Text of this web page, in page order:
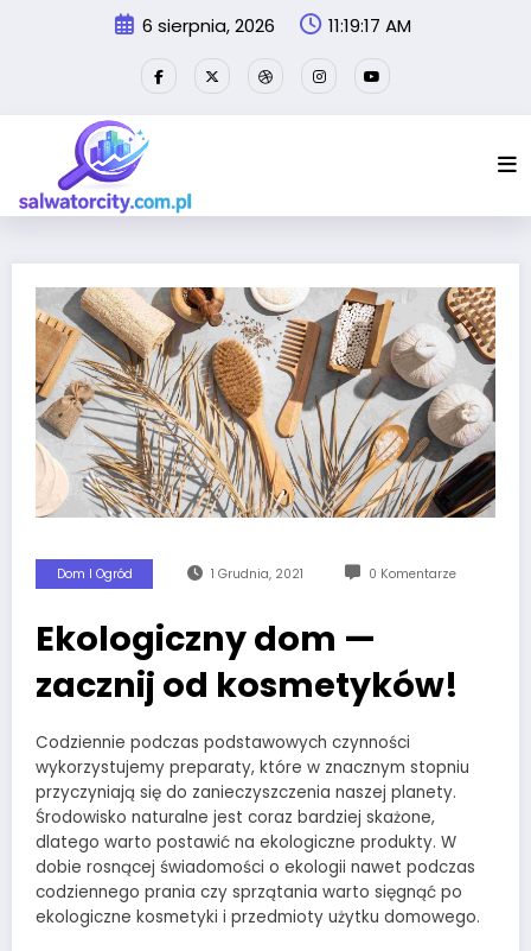
6 sierpnia, 2026 11:19:17 AM
Dom I Ogród 1 Grudnia, 2021 0 Komentarze
Ekologiczny dom —
zacznij od kosmetyków!
Codziennie podczas podstawowych czynności
wykorzystujemy preparaty, które w znacznym stopniu
przyczyniają się do zanieczyszczenia naszej planety.
Środowisko naturalne jest coraz bardziej skażone,
dlatego warto postawić na ekologiczne produkty. W
dobie rosnącej świadomości o ekologii nawet podczas
codziennego prania czy sprzątania warto sięgnąć po
ekologiczne kosmetyki i przedmioty użytku domowego.